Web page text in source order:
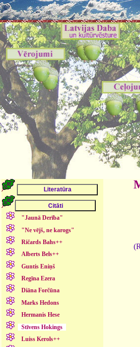
"Jaunā Derība"
"Ne vējš, ne karogs"
Ričards Bahs++
Alberts Bels++
Guntis Eniņš
Regīna Ezera
Diāna Forčūna
Marks Hedons
Hermanis Hese
Stīvens Hokings
Luiss Kerols++